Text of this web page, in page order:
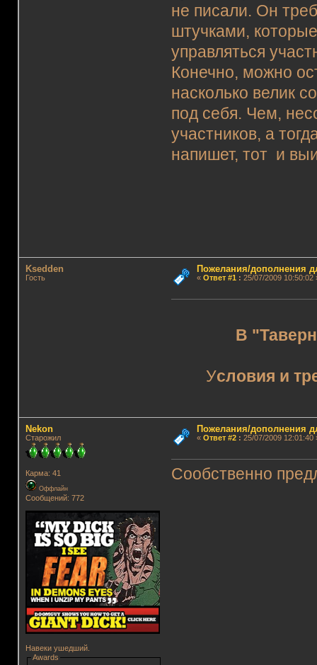
не писали. Он
штучками,
управляться
Конечно, можно
насколько велик
под себя. Чем,
участников, а
напишет, тот и
Ksedden
Гость
Пожелания/дополнения
« Ответ #1 : 25/07/2009 10:50:02
В
Условия и
Nekon
Старожил
Карма: 41
Оффлайн
Сообщений: 772
Навеки ушедший.
Awards
Пожелания/дополнения
« Ответ #2: 25/07/2009 12:01:40
Сообственно